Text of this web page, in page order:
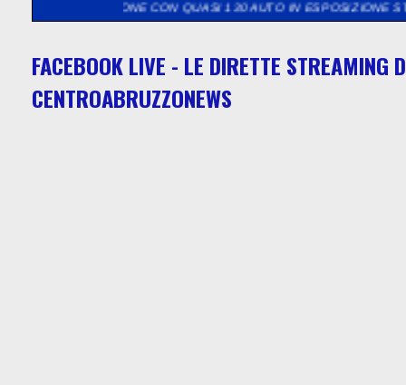
CON QUASI 130 AUTO IN ESPOSIZIONE STATICA IL
FACEBOOK LIVE - LE DIRETTE STREAMING
CENTROABRUZZONEWS